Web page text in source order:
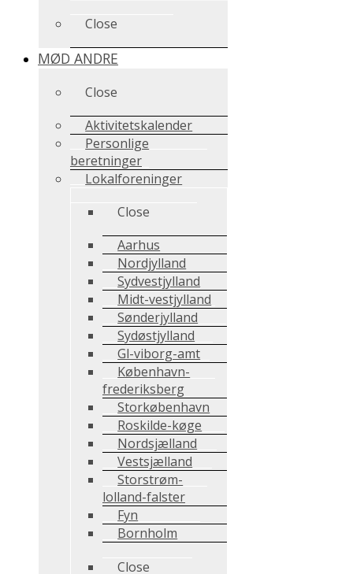
Close
MØD ANDRE
Close
Aktivitetskalender
Personlige
beretninger
Lokalforeninger
Close
Aarhus
Nordjylland
Sydvestjylland
Midt-vestjylland
Sønderjylland
Sydøstjylland
Gl-viborg-amt
København-
frederiksberg
Storkøbenhavn
Roskilde-køge
Nordsjælland
Vestsjælland
Storstrøm-
lolland-falster
Fyn
Bornholm
Close